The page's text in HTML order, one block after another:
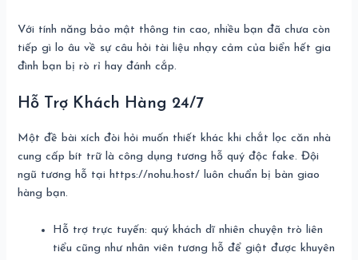
Với tính năng bảo mật thông tin cao, nhiều bạn đã chưa còn
tiếp gì lo âu về sự câu hỏi tài liệu nhạy cảm của biển hết gia
đình bạn bị rò rỉ hay đánh cắp.
Hỗ Trợ Khách Hàng 24/7
Một đề bài xích đòi hỏi muốn thiết khác khi chắt lọc căn nhà
cung cấp bít trữ là công dụng tương hỗ quý độc fake. Đội
ngũ tương hỗ tại https://nohu.host/ luôn chuẩn bị bàn giao
hàng bạn.
Hỗ trợ trực tuyến: quý khách dĩ nhiên chuyện trò liên
tiểu cũng như nhân viên tương hỗ để giật được khuyên